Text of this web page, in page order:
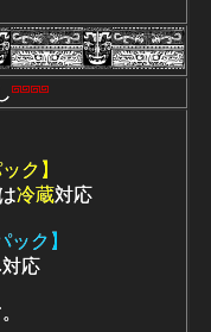
ク】
冷蔵対応
ック】
応